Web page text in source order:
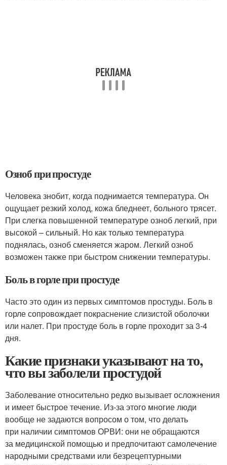
Озноб при простуде
Человека знобит, когда поднимается температура. Он
ощущает резкий холод, кожа бледнеет, больного трясет.
При слегка повышенной температуре озноб легкий, при
высокой – сильный. Но как только температура
поднялась, озноб сменяется жаром. Легкий озноб
возможен также при быстром снижении температуры.
Боль в горле при простуде
Часто это один из первых симптомов простуды. Боль в
горле сопровождает покраснение слизистой оболочки
или налет. При простуде боль в горле проходит за 3-4
дня.
Какие признаки указывают на то,
что вы заболели простудой
Заболевание относительно редко вызывает осложнения
и имеет быстрое течение. Из‑за этого многие люди
вообще не задаются вопросом о том, что делать
при наличии симптомов ОРВИ: они не обращаются
за медицинской помощью и предпочитают самолечение
народными средствами или безрецептурными